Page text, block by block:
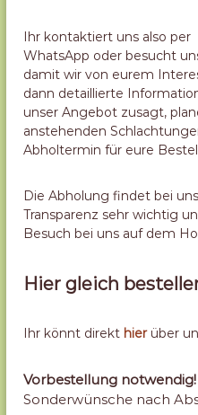
Ihr kontaktiert uns also per
WhatsApp oder besucht
damit wir von eurem
dann detaillierte
unser Angebot zusagt,
anstehenden
Abholtermin für eure
Die Abholung findet bei
Transparenz sehr wichtig
Besuch bei uns auf dem
Hier gleich
Ihr könnt direkt hierüber
Vorbestellung notwendig!
Sonderwünsche nach